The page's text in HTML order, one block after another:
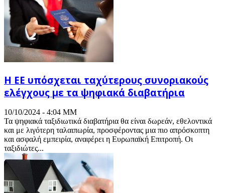
Η ΕΕ υπόσχεται ταχύτερους συνοριακούς
ελέγχους με τα ψηφιακά διαβατήρια
10/10/2024 - 4:04 ΜΜ
Τα ψηφιακά ταξιδιωτικά διαβατήρια θα είναι δωρεάν, εθελοντικά
και με λιγότερη ταλαιπωρία, προσφέροντας μια πιο απρόσκοπτη
και ασφαλή εμπειρία, αναφέρει η Ευρωπαϊκή Επιτροπή. Οι
ταξιδιώτες...